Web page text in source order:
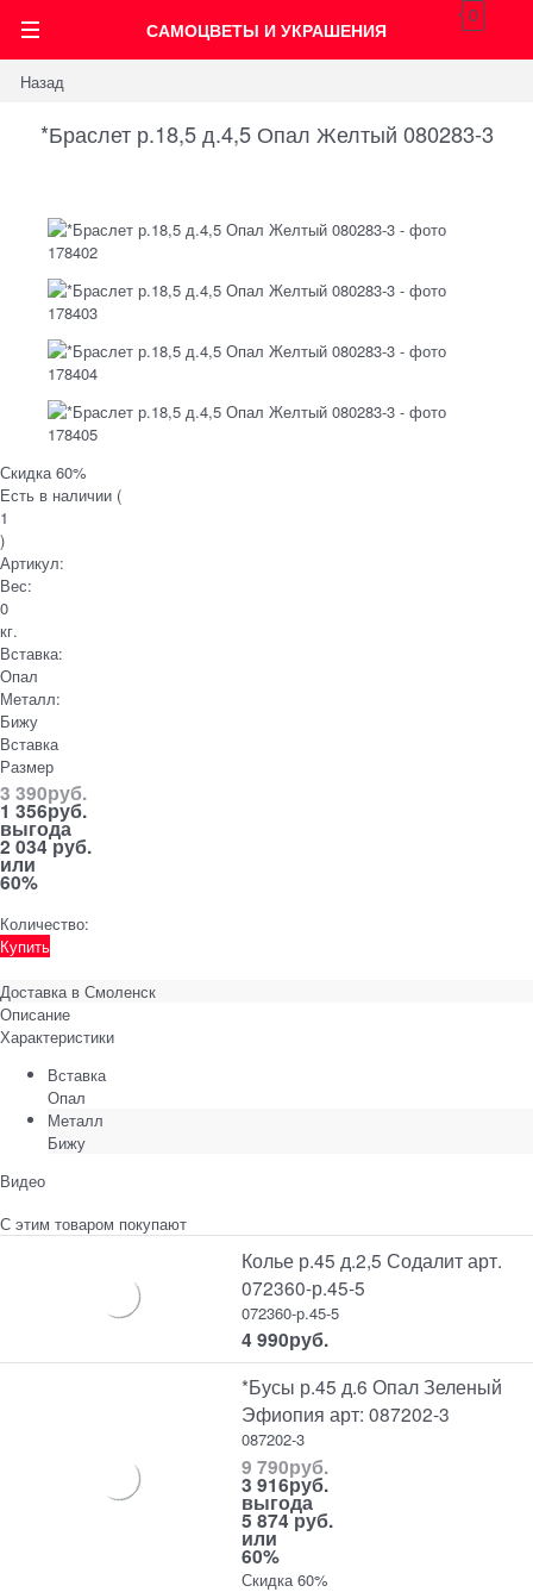
САМОЦВЕТЫ И УКРАШЕНИЯ
0
Назад
*Браслет р.18,5 д.4,5 Опал Желтый 080283-3
Скидка 60%
Есть в наличии (
1
)
Артикул:
Вес:
0
кг.
Вставка:
Опал
Металл:
Бижу
Вставка
Размер
3 390руб.
1 356руб.
выгода
2 034 руб.
или
60%
Количество:
Купить
Доставка в Смоленск
Описание
Характеристики
Вставка
Опал
Металл
Бижу
Видео
С этим товаром покупают
Колье р.45 д.2,5 Содалит арт.
072360-р.45-5
072360-р.45-5
4 990руб.
*Бусы р.45 д.6 Опал Зеленый
Эфиопия арт: 087202-3
087202-3
9 790руб.
3 916руб.
выгода
5 874 руб.
или
60%
Скидка 60%